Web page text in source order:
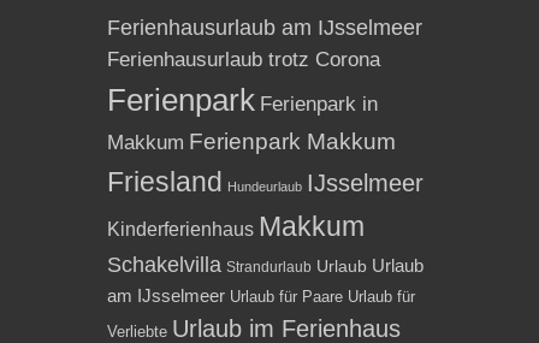
Ferienhausurlaub am IJsselmeer
Ferienhausurlaub trotz Corona
Ferienpark Ferienpark in
Makkum Ferienpark Makkum
Friesland Hundeurlaub IJsselmeer
Kinderferienhaus Makkum
Schakelvilla Strandurlaub Urlaub Urlaub
am IJsselmeer Urlaub für Paare Urlaub für
Verliebte Urlaub im Ferienhaus